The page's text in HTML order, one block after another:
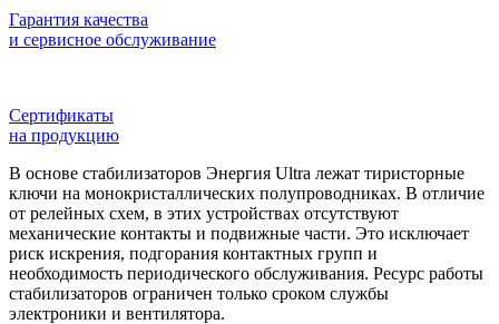
Гарантия качества
и сервисное обслуживание
Сертификаты
на продукцию
В основе стабилизаторов Энергия Ultra лежат тиристорные
ключи на монокристаллических полупроводниках. В отличие
от релейных схем, в этих устройствах отсутствуют
механические контакты и подвижные части. Это исключает
риск искрения, подгорания контактных групп и
необходимость периодического обслуживания. Ресурс работы
стабилизаторов ограничен только сроком службы
электроники и вентилятора.